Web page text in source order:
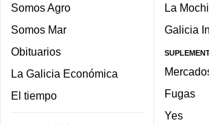
Somos Agro
Somos Mar
Obituarios
La Galicia Económica
El tiempo
La
Galicia
Fugas
Yes